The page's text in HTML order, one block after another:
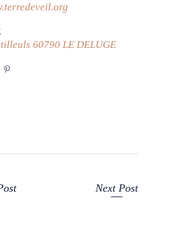
60790 LE DELUGE
Next Post